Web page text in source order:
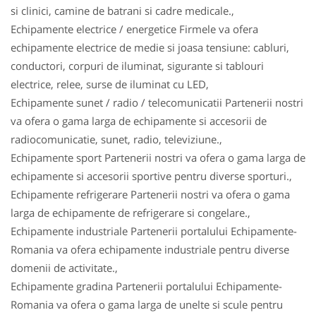
si clinici, camine de batrani si cadre medicale.,
Echipamente electrice / energetice Firmele va ofera
echipamente electrice de medie si joasa tensiune: cabluri,
conductori, corpuri de iluminat, sigurante si tablouri
electrice, relee, surse de iluminat cu LED,
Echipamente sunet / radio / telecomunicatii Partenerii nostri
va ofera o gama larga de echipamente si accesorii de
radiocomunicatie, sunet, radio, televiziune.,
Echipamente sport Partenerii nostri va ofera o gama larga de
echipamente si accesorii sportive pentru diverse sporturi.,
Echipamente refrigerare Partenerii nostri va ofera o gama
larga de echipamente de refrigerare si congelare.,
Echipamente industriale Partenerii portalului Echipamente-
Romania va ofera echipamente industriale pentru diverse
domenii de activitate.,
Echipamente gradina Partenerii portalului Echipamente-
Romania va ofera o gama larga de unelte si scule pentru